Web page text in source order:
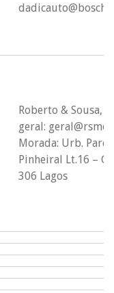
Roberto & Sousa,
geral:
Morada: Urb.
Pinheiral Lt.16 –
306 Lagos